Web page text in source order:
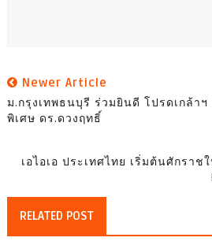
Newer Article
ม.กรุงเทพธนบุรี ร่วมยินดี โปรดเกล้า
พิเศษ ดร.ดวงฤทธิ์
เอไอเอ ประเทศไทย เริ่มต้นศักราช
RELATED POST